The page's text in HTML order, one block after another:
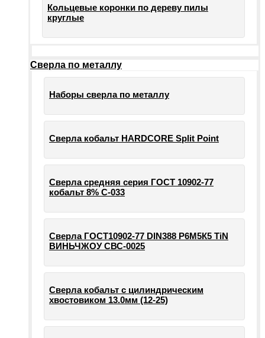
Кольцевые коронки по дереву пилы
круглые
Сверла по металлу
Наборы сверла по металлу
Сверла кобальт HARDCORE Split Point
Сверла средняя серия ГОСТ 10902-77
кобальт 8% С-033
Сверла ГОСТ10902-77 DIN388 Р6М5К5 TiN
ВИНЬЧЖОУ СВС-0025
Сверла кобальт с цилиндрическим
хвостовиком 13.0мм (12-25)